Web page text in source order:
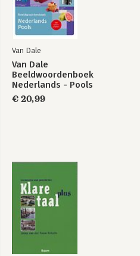
Van Dale
Van Dale
Beeldwoordenboek
Nederlands - Pools
€ 20,99